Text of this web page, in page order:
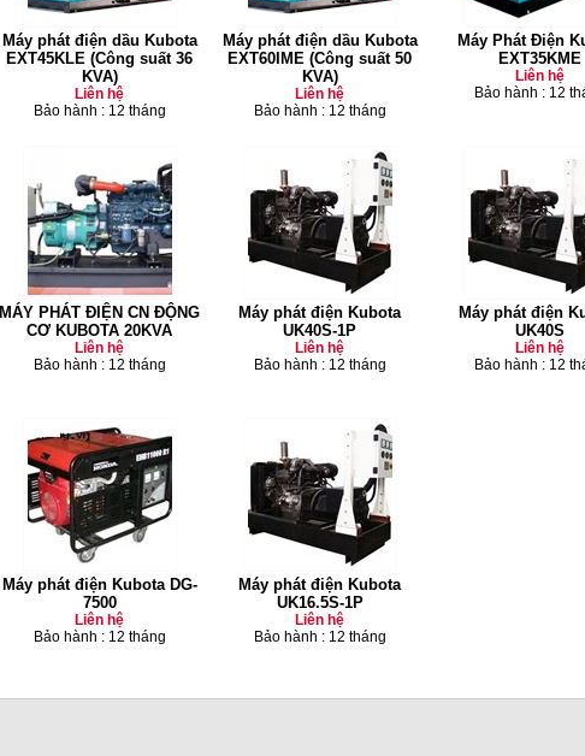
Máy phát điện dầu Kubota
EXT45KLE (Công suất 36
KVA)
Liên hệ
Bảo hành : 12 tháng
Máy phát điện dầu Kubota
EXT60IME (Công suất 50
KVA)
Liên hệ
Bảo hành : 12 tháng
Máy Phát Điện
EXT35KME
Liên hệ
Bảo hành : 12
MÁY PHÁT ĐIỆN CN ĐỘNG
CƠ KUBOTA 20KVA
Liên hệ
Bảo hành : 12 tháng
Máy phát điện Kubota
UK40S-1P
Liên hệ
Bảo hành : 12 tháng
Máy phát điện
UK40S
Liên hệ
Bảo hành : 12
Máy phát điện Kubota DG-
7500
Liên hệ
Bảo hành : 12 tháng
Máy phát điện Kubota
UK16.5S-1P
Liên hệ
Bảo hành : 12 tháng